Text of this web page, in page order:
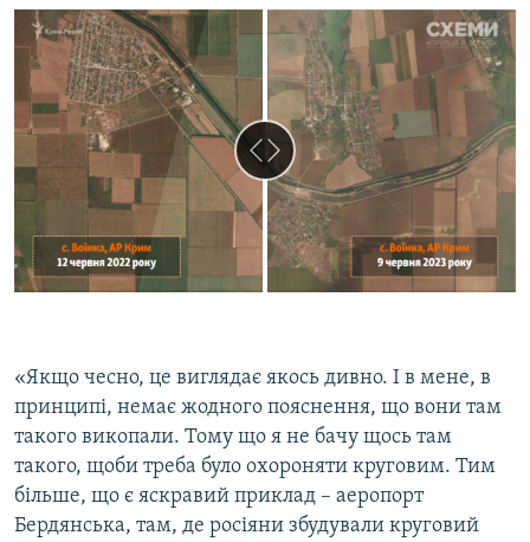
«Якщо чесно, це виглядає якось дивно. І в мене, в
принципі, немає жодного пояснення, що вони там
такого викопали. Тому що я не бачу щось там
такого, щоби треба було охороняти круговим. Тим
більше, що є яскравий приклад – аеропорт
Бердянська, там, де росіяни збудували круговий